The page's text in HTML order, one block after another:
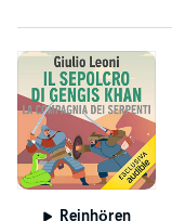
Reinhören